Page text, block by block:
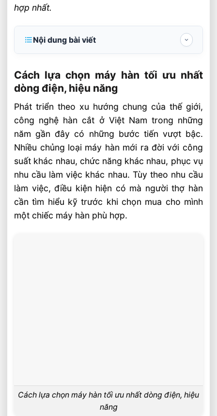
hợp nhất.
Nội dung bài viết
điện, hiệu năng
Những lưu ý khi mua máy hàn bạn cần
biết
Phân biệt phương pháp hàn
Phân biệt
Lựa chọn phương pháp hàn
Nguồn điện của máy hàn
Đường kính dây, điện cực và chu kỳ tải
của máy
Lựa chọn theo chu kỳ tải của máy
10 Lỗi Thường Gặp Khi Cắt Plasma Cần
Cách lựa chọn máy hàn tối ưu nhất
dòng điện, hiệu năng
Phát triển theo xu hướng chung của thế giới,
công nghệ hàn cắt ở Việt Nam trong những
năm gần đây có những bước tiến vượt bậc.
Nhiều chủng loại máy hàn mới ra đời với công
suất khác nhau, chức năng khác nhau, phục vụ
nhu cầu làm việc khác nhau. Tùy theo nhu cầu
làm việc, điều kiện hiện có mà người thợ hàn
cần tìm hiểu kỹ trước khi chọn mua cho mình
một chiếc máy hàn phù hợp.
Cách lựa chọn máy hàn tối ưu nhất dòng điện, hiệu
năng